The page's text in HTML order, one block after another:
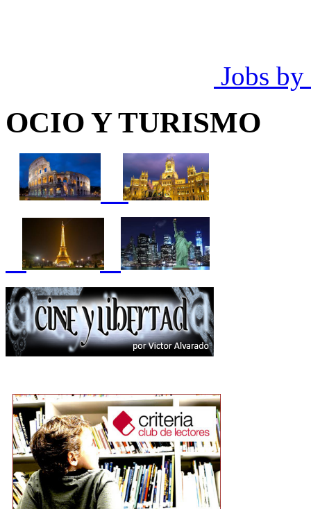
Jobs by
OCIO Y TURISMO